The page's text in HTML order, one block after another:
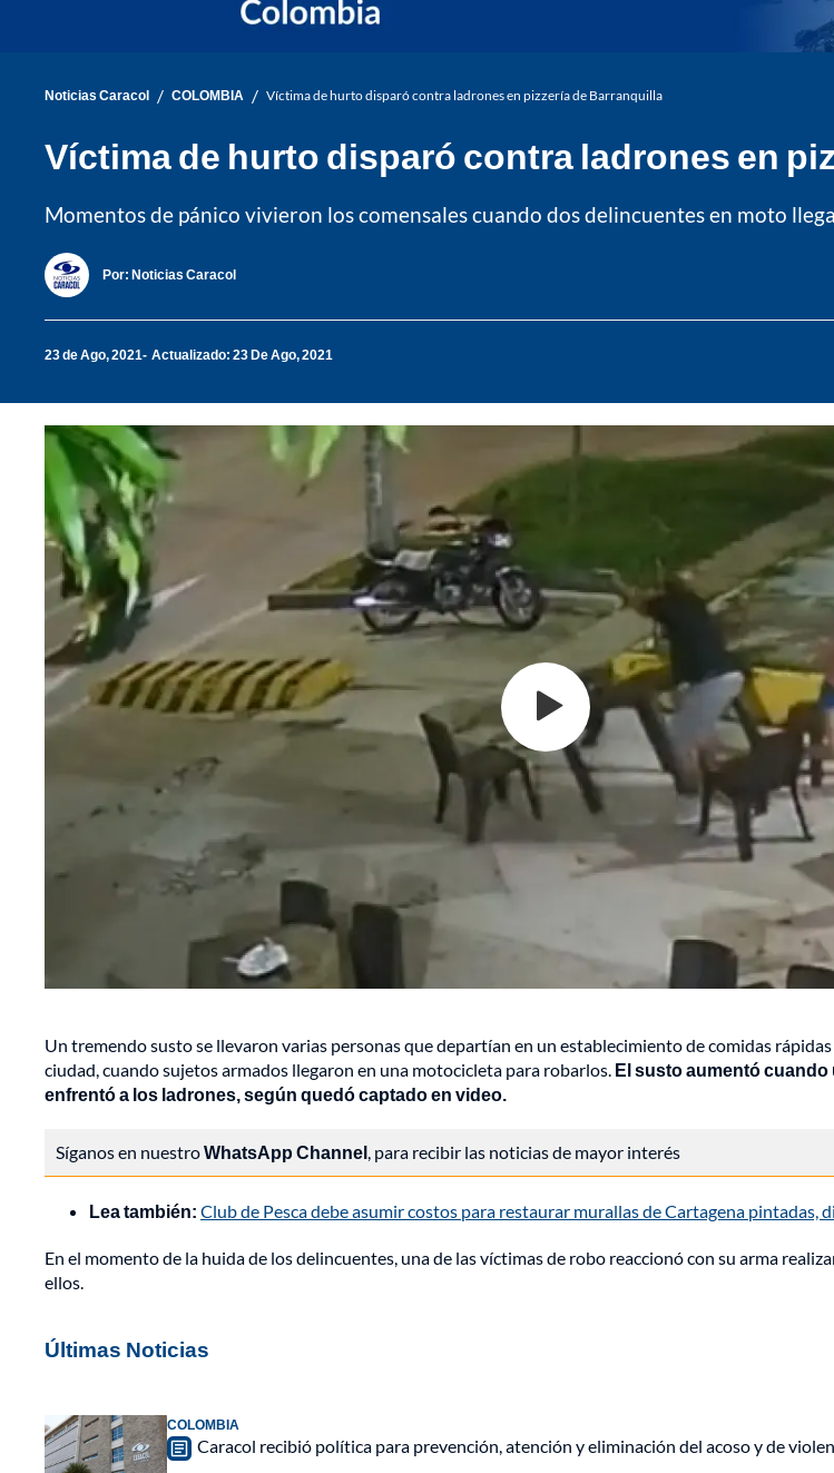
Noticias Caracol / COLOMBIA / Víctima de hurto disparó contra ladrones en pizzería de Barranquilla
Víctima de hurto disparó contra ladrones en
Momentos de pánico vivieron los comensales cuando dos delincuentes en moto
Por: Noticias Caracol
23 de Ago, 2021 Actualizado: 23 De Ago, 2021
Un tremendo susto se llevaron varias personas que departían en un establecimiento de comidas rápidas
ciudad, cuando sujetos armados llegaron en una motocicleta para robarlos. El susto aumentó
enfrentó a los ladrones, según quedó captado en video.
Síganos en nuestroWhatsApp Channel, para recibir las noticias de mayor interés
Lea también: Club de Pesca debe asumir costos para restaurar murallas de Cartagena pintadas,
En el momento de la huida de los delincuentes, una de las víctimas de robo reaccionó con su arma
ellos.
Últimas Noticias
COLOMBIA
Caracol recibió política para prevención, atención y eliminación del acoso y de